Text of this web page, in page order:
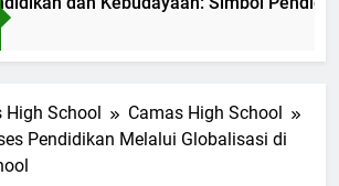
High School
Camas High School
Pendidikan Melalui Globalisasi di